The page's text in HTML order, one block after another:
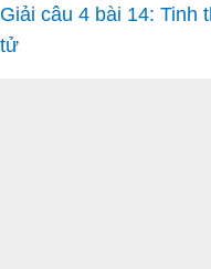
Giải câu 4 bài 14: Tinh
tử